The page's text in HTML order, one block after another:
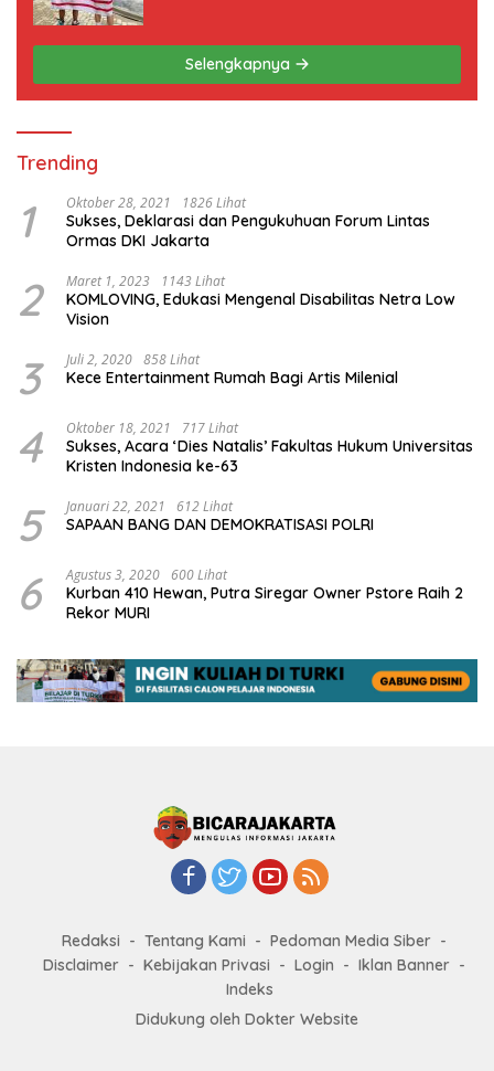
Selengkapnya
Trending
1 Oktober 28, 2021 1826 Lihat
Sukses, Deklarasi dan Pengukuhuan Forum Lintas
Ormas DKI Jakarta
2 Maret 1, 2023 1143 Lihat
KOMLOVING, Edukasi Mengenal Disabilitas Netra Low
Vision
3 Juli 2, 2020 858 Lihat
Kece Entertainment Rumah Bagi Artis Milenial
4 Oktober 18, 2021 717 Lihat
Sukses, Acara ‘Dies Natalis’ Fakultas Hukum Universitas
Kristen Indonesia ke-63
5 Januari 22, 2021 612 Lihat
SAPAAN BANG DAN DEMOKRATISASI POLRI
6 Agustus 3, 2020 600 Lihat
Kurban 410 Hewan, Putra Siregar Owner Pstore Raih 2
Rekor MURI
Redaksi Tentang Kami
Pedoman Media Siber
Disclaimer
Kebijakan Privasi Login
Iklan Banner
Indeks
Didukung oleh Dokter Website